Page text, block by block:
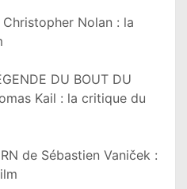
Christopher Nolan : la
DU BOUT DU
Kail : la critique du
de Sébastien Vaniček :